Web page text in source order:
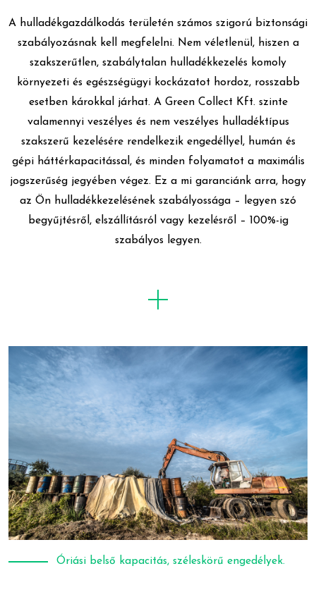
A hulladékgazdálkodás területén számos szigorú biztonsági
szabályozásnak kell megfelelni. Nem véletlenül, hiszen a
szakszerűtlen, szabálytalan hulladékkezelés komoly
környezeti és egészségügyi kockázatot hordoz, rosszabb
esetben károkkal járhat. A Green Collect Kft. szinte
valamennyi veszélyes és nem veszélyes hulladéktípus
szakszerű kezelésére rendelkezik engedéllyel, humán és
gépi háttérkapacitással, és minden folyamatot a maximális
jogszerűség jegyében végez. Ez a mi garanciánk arra, hogy
az Ön hulladékkezelésének szabályossága – legyen szó
begyűjtésről, elszállításról vagy kezelésről – 100%-ig
szabályos legyen.
Óriási belső kapacitás, széleskörű engedélyek.